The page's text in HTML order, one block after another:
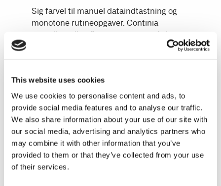
This website uses cookies
We use cookies to personalise content and ads, to
provide social media features and to analyse our traffic.
We also share information about your use of our site with
our social media, advertising and analytics partners who
may combine it with other information that you’ve
provided to them or that they’ve collected from your use
of their services.
Sig farvel til manuel dataindtastning og
monotone rutineopgaver. Continia
strømliner dine finansprocesser, så du
sparer tid og penge, der kan bruges til
I mere end 30 år har vi specialiseret os i at
udvikle skalérbare add-on løsninger til
Microsoft Dynamics 365 Business Central.
Uanset om det gælder automatisering af
kreditorbogholderiet eller rapportering af
CO2-emissioner, hjælper vi dig med at
arbejde smartere og komme hjem til tiden.
Hvorfor vælge Continia?